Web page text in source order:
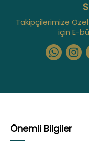
Takipçilerimize
için E-
Önemli Bilgiler